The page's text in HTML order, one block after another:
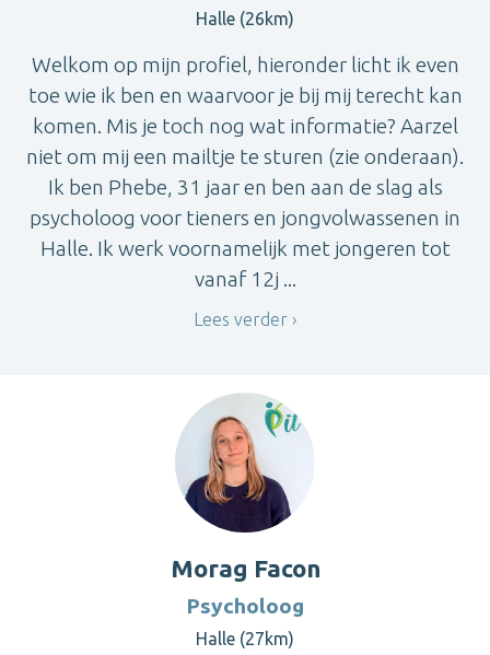
Halle (26km)
Welkom op mijn profiel, hieronder licht ik even
toe wie ik ben en waarvoor je bij mij terecht kan
komen. Mis je toch nog wat informatie? Aarzel
niet om mij een mailtje te sturen (zie onderaan).
Ik ben Phebe, 31 jaar en ben aan de slag als
psycholoog voor tieners en jongvolwassenen in
Halle. Ik werk voornamelijk met jongeren tot
vanaf 12j ...
Lees verder
Morag Facon
Psycholoog
Halle (27km)